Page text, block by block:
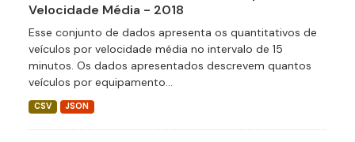
Velocidade Média - 2018
Esse conjunto de dados apresenta os quantitativos de
veículos por velocidade média no intervalo de 15
minutos. Os dados apresentados descrevem quantos
veículos por equipamento...
CSV JSON